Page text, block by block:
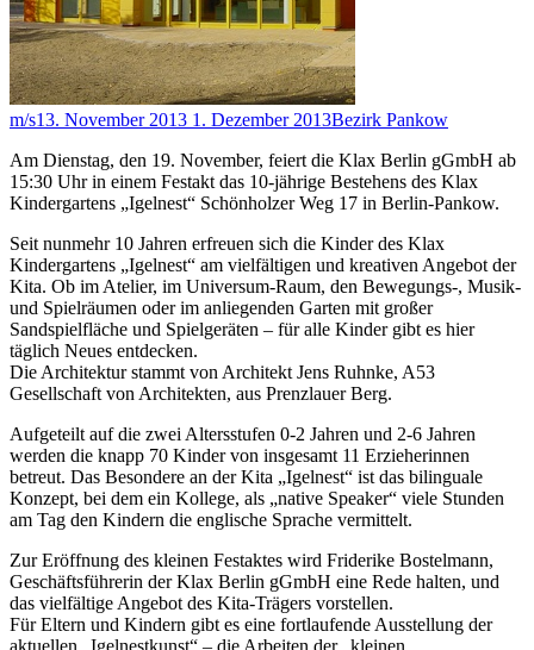
m/s13. November 2013 1. Dezember 2013Bezirk Pankow
Am Dienstag, den 19. November, feiert die Klax Berlin gGmbH ab
15:30 Uhr in einem Festakt das 10-jährige Bestehens des Klax
Kindergartens „Igelnest“ Schönholzer Weg 17 in Berlin-Pankow.
Seit nunmehr 10 Jahren erfreuen sich die Kinder des Klax
Kindergartens „Igelnest“ am vielfältigen und kreativen Angebot der
Kita. Ob im Atelier, im Universum-Raum, den Bewegungs-, Musik-
und Spielräumen oder im anliegenden Garten mit großer
Sandspielfläche und Spielgeräten – für alle Kinder gibt es hier
täglich Neues entdecken.
Die Architektur stammt von Architekt Jens Ruhnke, A53
Gesellschaft von Architekten, aus Prenzlauer Berg.
Aufgeteilt auf die zwei Altersstufen 0-2 Jahren und 2-6 Jahren
werden die knapp 70 Kinder von insgesamt 11 Erzieherinnen
betreut. Das Besondere an der Kita „Igelnest“ ist das bilinguale
Konzept, bei dem ein Kollege, als „native Speaker“ viele Stunden
am Tag den Kindern die englische Sprache vermittelt.
Zur Eröffnung des kleinen Festaktes wird Friderike Bostelmann,
Geschäftsführerin der Klax Berlin gGmbH eine Rede halten, und
das vielfältige Angebot des Kita-Trägers vorstellen.
Für Eltern und Kindern gibt es eine fortlaufende Ausstellung der